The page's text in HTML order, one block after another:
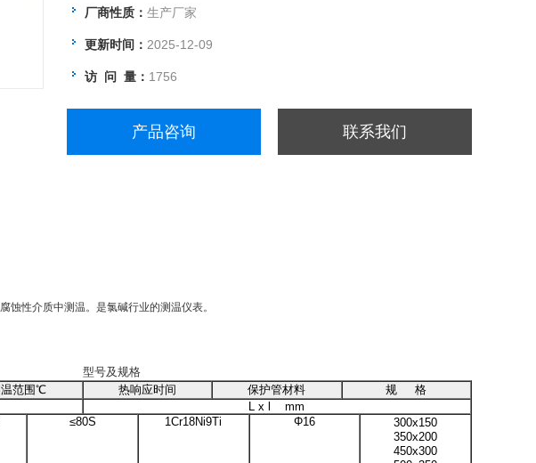
厂商性质： 生产厂家
更新时间： 2025-12-09
访 问 量： 1756
产品咨询 联系我们
蚀性介质中测温。是氯碱行业的测温仪表。
型号及规格
范围℃ 热响应时间 保护管材料
规 格
L x l mm
≤80S 1Cr18Ni9Ti Φ16
300x150
350x200
450x300